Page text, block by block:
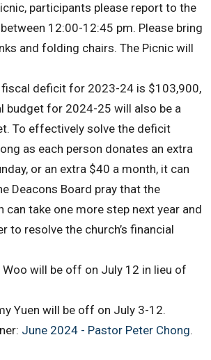
participants please report to the
12:00-12:45 pm. Please bring
and folding chairs. The Picnic will
fiscal deficit for 2023-24 is $103,900,
budget for 2024-25 will also be a
To effectively solve the deficit
as each person donates an extra
or an extra $40 a month, it can
Deacons Board pray that the
can take one more step next year and
to resolve the church’s financial
Woo will be off on July 12 in lieu of
Yuen will be off on July 3-12.
June 2024 - Pastor Peter Chong.